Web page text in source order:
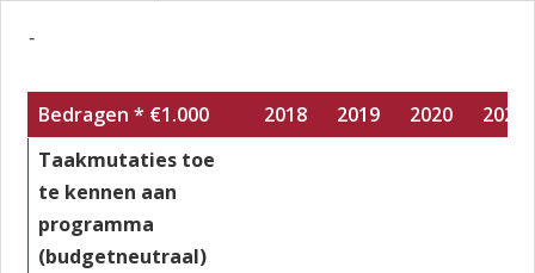
-
Bedragen * €1.000 2018 2019 2020
2021
Taakmutaties toe
te kennen aan
programma
(budgetneutraal)